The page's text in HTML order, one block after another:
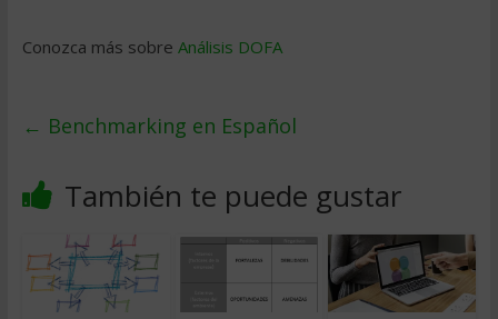
Conozca más sobre Análisis DOFA
← Benchmarking en Español
También te puede gustar